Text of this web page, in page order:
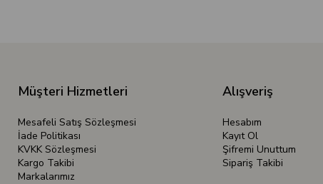
Müşteri Hizmetleri
Mesafeli Satış Sözleşmesi
İade Politikası
KVKK Sözleşmesi
Kargo Takibi
Markalarımız
Alışveriş
Hesabım
Kayıt Ol
Şifremi Unuttum
Sipariş Takibi